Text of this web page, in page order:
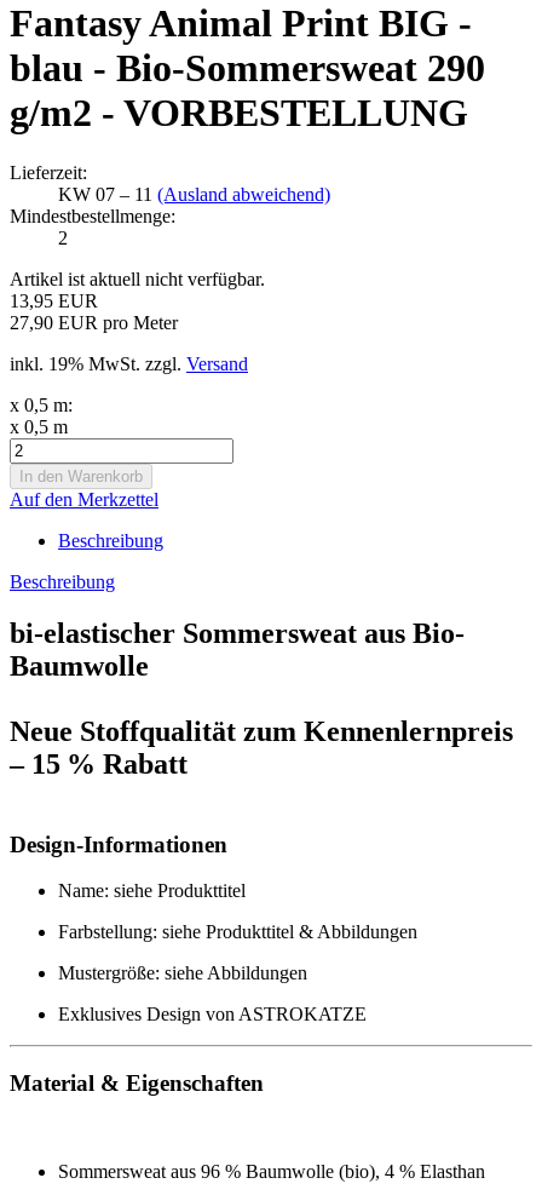
Fantasy Animal Print BIG -
blau - Bio-Sommersweat 290
g/m2 - VORBESTELLUNG
Lieferzeit:
KW 07 – 11 (Ausland abweichend)
Mindestbestellmenge:
2
Artikel ist aktuell nicht verfügbar.
13,95 EUR
27,90 EUR pro Meter
inkl. 19% MwSt. zzgl. Versand
x 0,5 m:
x 0,5 m
Auf den Merkzettel
Beschreibung
Beschreibung
bi-elastischer Sommersweat aus Bio-
Baumwolle
Neue Stoffqualität zum Kennenlernpreis
– 15 % Rabatt
Design-Informationen
Name: siehe Produkttitel
Farbstellung: siehe Produkttitel & Abbildungen
Mustergröße: siehe Abbildungen
Exklusives Design von ASTROKATZE
Material & Eigenschaften
Sommersweat aus 96 % Baumwolle (bio), 4 % Elasthan